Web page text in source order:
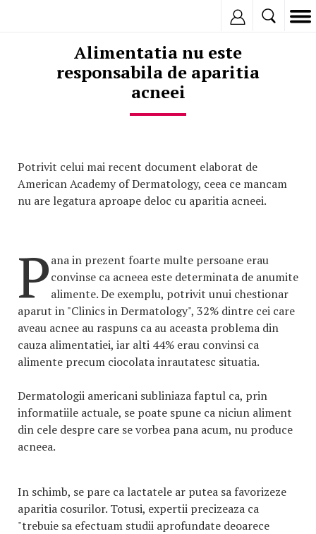
Alimentatia nu este
responsabila de aparitia
acneei
Potrivit celui mai recent document elaborat de
American Academy of Dermatology, ceea ce mancam
nu are legatura aproape deloc cu aparitia acneei.
Pana in prezent foarte multe persoane erau
convinse ca acneea este determinata de anumite
alimente. De exemplu, potrivit unui chestionar
aparut in "Clinics in Dermatology", 32% dintre cei care
aveau acnee au raspuns ca au aceasta problema din
cauza alimentatiei, iar alti 44% erau convinsi ca
alimente precum ciocolata inrautatesc situatia.
Dermatologii americani subliniaza faptul ca, prin
informatiile actuale, se poate spune ca niciun aliment
din cele despre care se vorbea pana acum, nu produce
acneea.
In schimb, se pare ca lactatele ar putea sa favorizeze
aparitia cosurilor. Totusi, expertii precizeaza ca
"trebuie sa efectuam studii aprofundate deoarece